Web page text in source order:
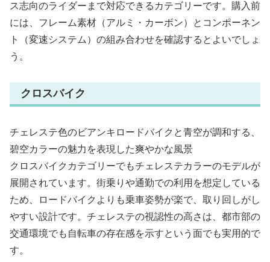
ス志向のライダーまで対応できるカテゴリーです。購入前
には、フレーム素材（アルミ・カーボン）とコンポーネン
ト（変速システム）の組み合わせを確認するとよいでしょ
う。
クロスバイク
チェレステ色のビアンキロードバイクと青空が調和する、
碧空カラーの魅力を表現した爽やかな風景
クロスバイクカテゴリーでもチェレステカラーのモデルが
展開されています。街乗りや通勤での利用を想定している
ため、ロードバイクよりも乗車姿勢が楽で、取り回しがし
やすい設計です。チェレステの視認性の高さは、都市部の
交通環境でも自転車の存在感を示すという面でも実用的で
す。